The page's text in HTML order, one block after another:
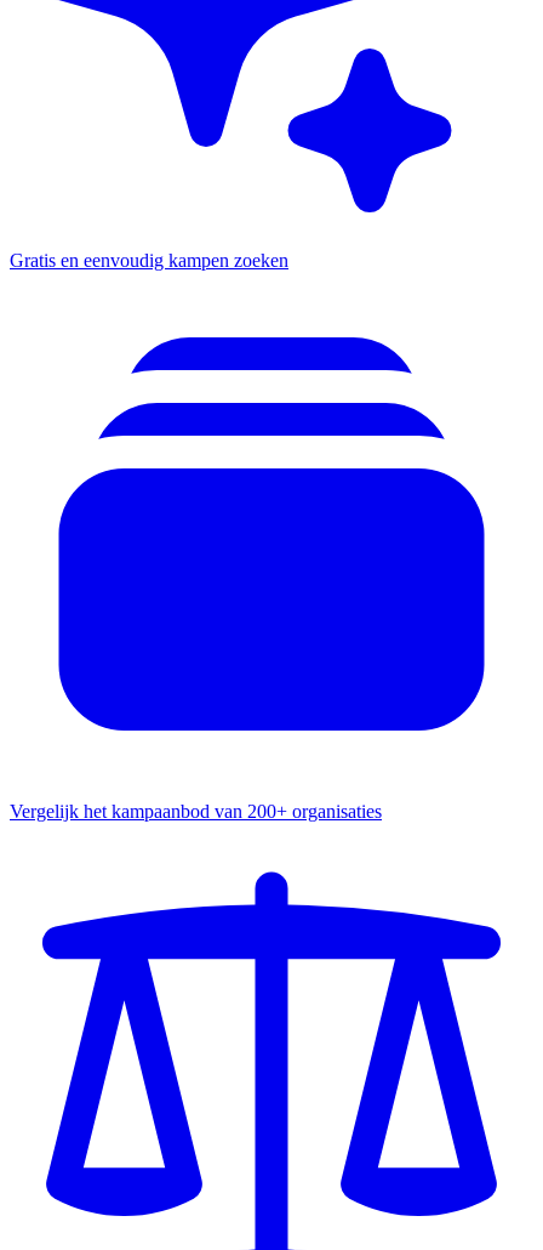
Gratis en eenvoudig kampen zoeken
Vergelijk het kampaanbod van 200+ organisaties